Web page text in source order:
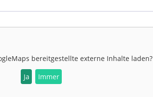
bereitgestellte externe Inhalte laden?
Ja
Immer